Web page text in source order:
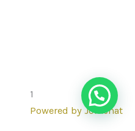
1
Powered by Joinchat